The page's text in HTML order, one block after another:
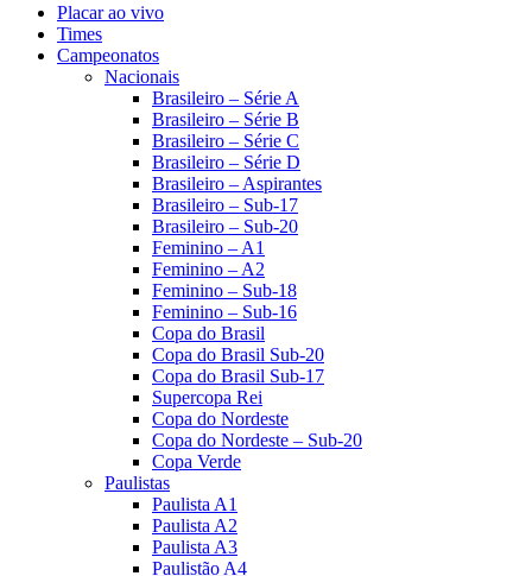
Placar ao vivo
Times
Campeonatos
Nacionais
Brasileiro – Série A
Brasileiro – Série B
Brasileiro – Série C
Brasileiro – Série D
Brasileiro – Aspirantes
Brasileiro – Sub-17
Brasileiro – Sub-20
Feminino – A1
Feminino – A2
Feminino – Sub-18
Feminino – Sub-16
Copa do Brasil
Copa do Brasil Sub-20
Copa do Brasil Sub-17
Supercopa Rei
Copa do Nordeste
Copa do Nordeste – Sub-20
Copa Verde
Paulistas
Paulista A1
Paulista A2
Paulista A3
Paulistão A4